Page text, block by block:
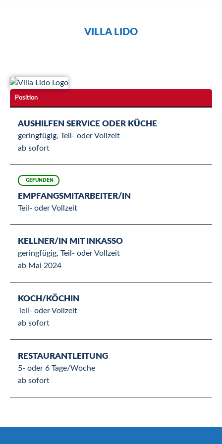
VILLA LIDO
Position
AUSHILFEN SERVICE ODER KÜCHE
geringfügig, Teil- oder Vollzeit
ab sofort
GEFUNDEN
EMPFANGSMITARBEITER/IN
Teil- oder Vollzeit
KELLNER/IN MIT INKASSO
geringfügig, Teil- oder Vollzeit
ab Mai 2024
KOCH/KÖCHIN
Teil- oder Vollzeit
ab sofort
RESTAURANTLEITUNG
5- oder 6 Tage/Woche
ab sofort